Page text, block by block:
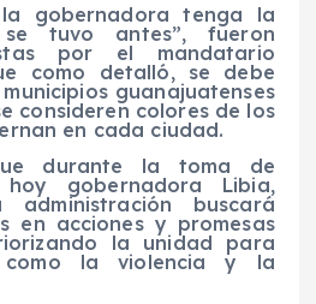
la gobernadora tenga la
tuvo antes”, fueron
por el mandatario
como detalló, se debe
guanajuatenses
consideren colores de los
en cada ciudad.
durante la toma de
gobernadora Libia,
buscará
en acciones y promesas
la unidad para
como la violencia y la